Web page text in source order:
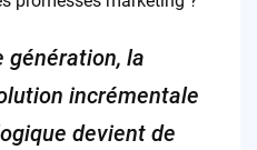
génération, la
incrémentale
devient de